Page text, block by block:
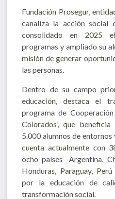
Fundación Prosegur,
canaliza la acción social
consolidado en 2025
programas y ampliado su
misión de generar
las personas.
Dentro de su campo
educación, destaca el
programa de
Colorados’, que
5.000 alumnos de
cuenta actualmente con
ocho países -Argentina,
Honduras, Paraguay,
por la educación de
transformación social.